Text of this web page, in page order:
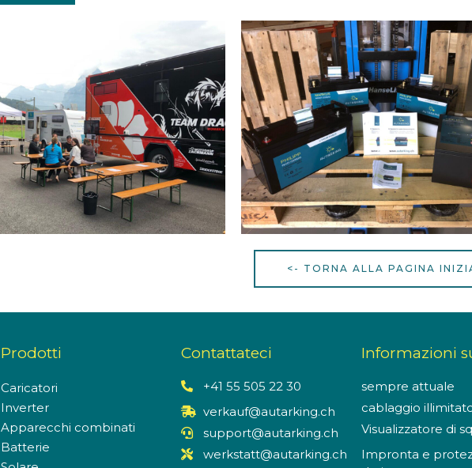
<- TORNA ALLA PAGINA
Prodotti
Caricatori
Inverter
Apparecchi combinati
Batterie
Contattateci
+41 55 505 22 30
verkauf@autarking.ch
support@autarking.ch
werkstatt@autarking.ch
Informazioni
sempre attuale
cablaggio
Visualizzatore di
Impronta e